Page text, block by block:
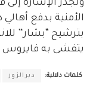
وتجدر الإشارة إلى
الأمنية بدفع
بترشيح “بشار”
يتفشى به فايروس
كلمات دلالية: ديرالزور